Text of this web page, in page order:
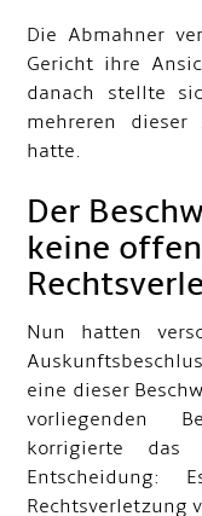
Die Abmahner
Gericht ihre
danach stellte
mehreren
hatte.
Der
keine
Nun hatten
eine dieser
vorliegenden
korrigierte das
Entscheidung:
Rechtsverletzung